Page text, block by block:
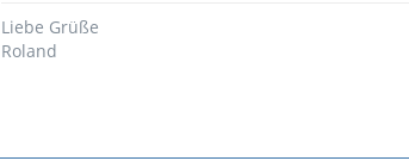
Liebe Grüße
Roland